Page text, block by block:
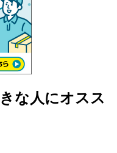
な人にオスス